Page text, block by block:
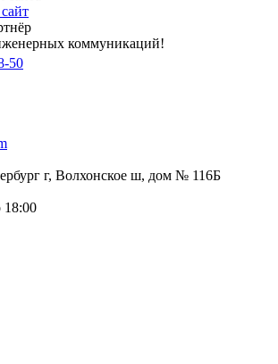
коммуникаций!
50
г, Волхонское ш, дом № 116Б
18:00